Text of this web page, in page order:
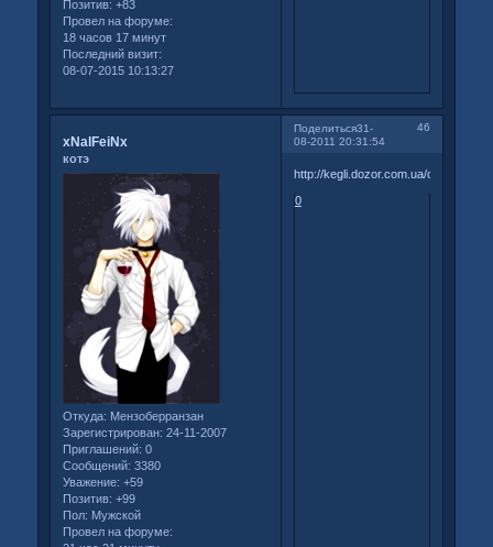
Позитив: +83
Провел на форуме:
18 часов 17 минут
Последний визит:
08-07-2015 10:13:27
Поделиться 46
31-
08-2011 20:31:54
xNalFeiNx
котэ
Откуда: Мензоберранзан
Зарегистрирован: 24-11-2007
Приглашений: 0
Сообщений: 3380
Уважение: +59
Позитив: +99
Пол: Мужской
Провел на форуме:
http://kegli.dozor.com.ua/contest/
0